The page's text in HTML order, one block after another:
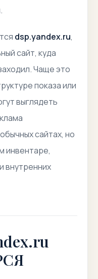
dsp.yandex.ru,
сайт, куда
Чаще это
показа или
выглядеть
сайтах, но
инвентаре,
внутренних